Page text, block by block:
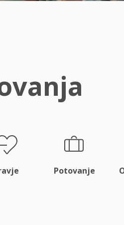
Potovanje